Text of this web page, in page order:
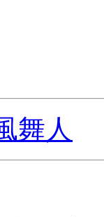
舞人